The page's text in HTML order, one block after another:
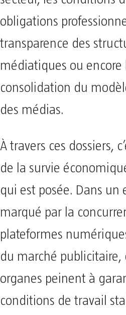
obligations
transparence des
médiatiques ou encore
consolidation du
des médias.
À travers ces dossiers,
de la survie
qui est posée. Dans un
marqué par la
plateformes
du marché publicitaire,
organes peinent à
conditions de travail